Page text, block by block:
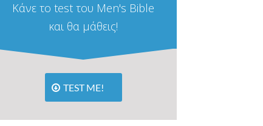
Κάνε το test του Men's Bible
και θα μάθεις!
TEST ME!